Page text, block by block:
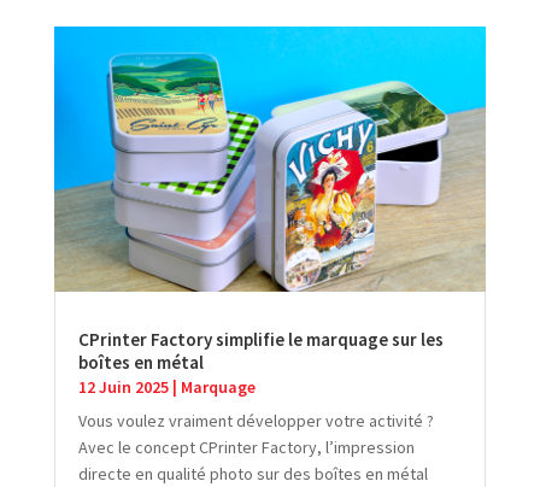
CPrinter Factory simplifie le marquage sur les
boîtes en métal
12 Juin 2025| Marquage
Vous voulez vraiment développer votre activité ?
Avec le concept CPrinter Factory, l’impression
directe en qualité photo sur des boîtes en métal